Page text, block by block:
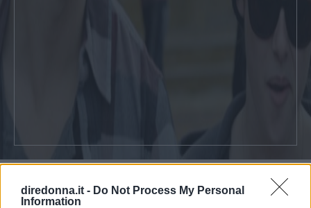
diredonna.it - Do Not Process My Personal
Information
WHATSAPP